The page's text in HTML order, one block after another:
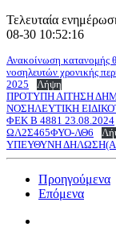
Τελευταία
08-30 10:52:16
Ανακοίνωση κατανομής
νοσηλευτών χρονικής
2025
Λήψη
ΠΡΟΤΥΠΗ ΑΙΤΗΣΗ
ΝΟΣΗΛΕΥΤΙΚΗ
ΦΕΚ Β 4881 23.08.2024
ΩΛ2Σ465ΦΥΟ-ΛΘ6
ΥΠΕΥΘΥΝΗ
Προηγούμενα
Επόμενα